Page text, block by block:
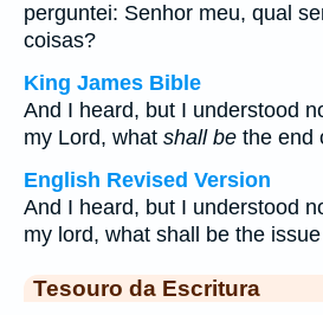
perguntei: Senhor meu, qual
coisas?
King James Bible
And I heard, but I understood
my Lord, what shall be the end
English Revised Version
And I heard, but I understood
my lord, what shall be the
Tesouro da Escritura